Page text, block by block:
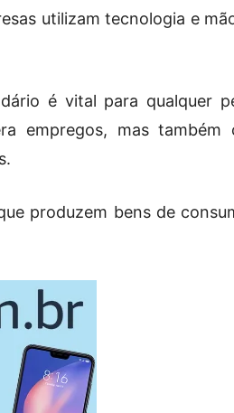
utilizam tecnologia e
é vital para qualquer
empregos, mas
produzem bens de